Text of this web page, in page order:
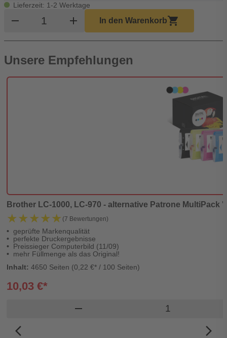
Lieferzeit: 1-2 Werktage
remove Produkt Warenkorb Menge
add In den Warenkorbshopping_cart
Unsere Empfehlungen
Brother LC-1000, LC-970 - alternative Patrone
★★★★★
★★★★★ (7 Bewertungen)
geprüfte Markenqualität
perfekte Druckergebnisse
Preissieger Computerbild (11/09)
mehr Füllmenge als das Original!
Inhalt: 4650 Seiten (0,22 €* / 100 Seiten)
10,03 €*
remove Produkt
arrow_back_ios_new arrow_forward_ios